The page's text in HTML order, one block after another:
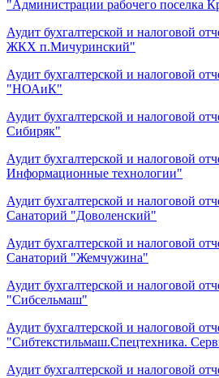
"Администрации рабочего поселка
Аудит бухгалтерской и налоговой
ЖКХ п.Мичуринский"
Аудит бухгалтерской и налоговой
"НОАиК"
Аудит бухгалтерской и налоговой
Сибиряк"
Аудит бухгалтерской и налоговой
Информационные технологии"
Аудит бухгалтерской и налоговой
Санаторий "Доволенский"
Аудит бухгалтерской и налоговой
Санаторий "Жемчужина"
Аудит бухгалтерской и налоговой
"Сибсельмаш"
Аудит бухгалтерской и налоговой
"Сибтекстильмаш.Спецтехника.
Аудит бухгалтерской и налоговой